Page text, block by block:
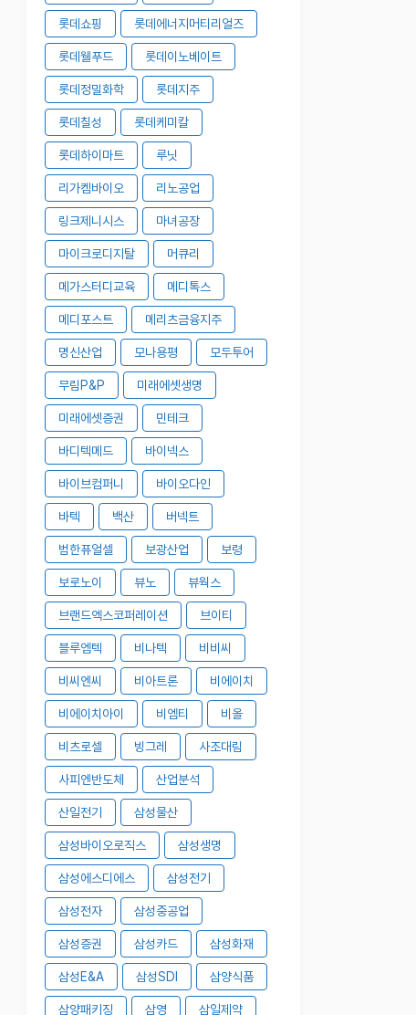
롯데쇼핑 롯데에너지머티리얼즈
롯데웰푸드 롯데이노베이트
롯데정밀화학 롯데지주
롯데칠성 롯데케미칼
롯데하이마트 루닛
리가켐바이오 리노공업
링크제니시스 마녀공장
마이크로디지탈 머큐리
메가스터디교육 메디톡스
메디포스트 메리츠금융지주
명신산업 모나용평 모두투어
무림P&P 미래에셋생명
미래에셋증권 민테크
바디텍메드 바이넥스
바이브컴퍼니 바이오다인
바텍 백산 버넥트
범한퓨얼셀 보광산업 보령
보로노이 뷰노 뷰웍스
브랜드엑스코퍼레이션 브이티
블루엠텍 비나텍 비비씨
비씨엔씨 비아트론 비에이치
비에이치아이 비엠티 비올
비츠로셀 빙그레 사조대림
사피엔반도체 산업분석
산일전기 삼성물산
삼성바이오로직스 삼성생명
삼성에스디에스 삼성전기
삼성전자 삼성중공업
삼성증권 삼성카드 삼성화재
삼성E&A 삼성SDI 삼양식품
삼양패키징 삼영 삼일제약